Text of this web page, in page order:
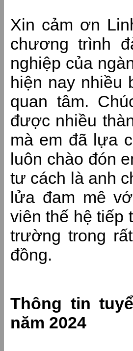
Xin cảm ơn
chương trình
nghiệp của
hiện nay nhiều
quan tâm.
được nhiều
mà em đã lựa
luôn chào đón
tư cách là anh
lửa đam mê
viên thế hệ tiếp
trường trong
đồng.
Thông tin
năm 2024